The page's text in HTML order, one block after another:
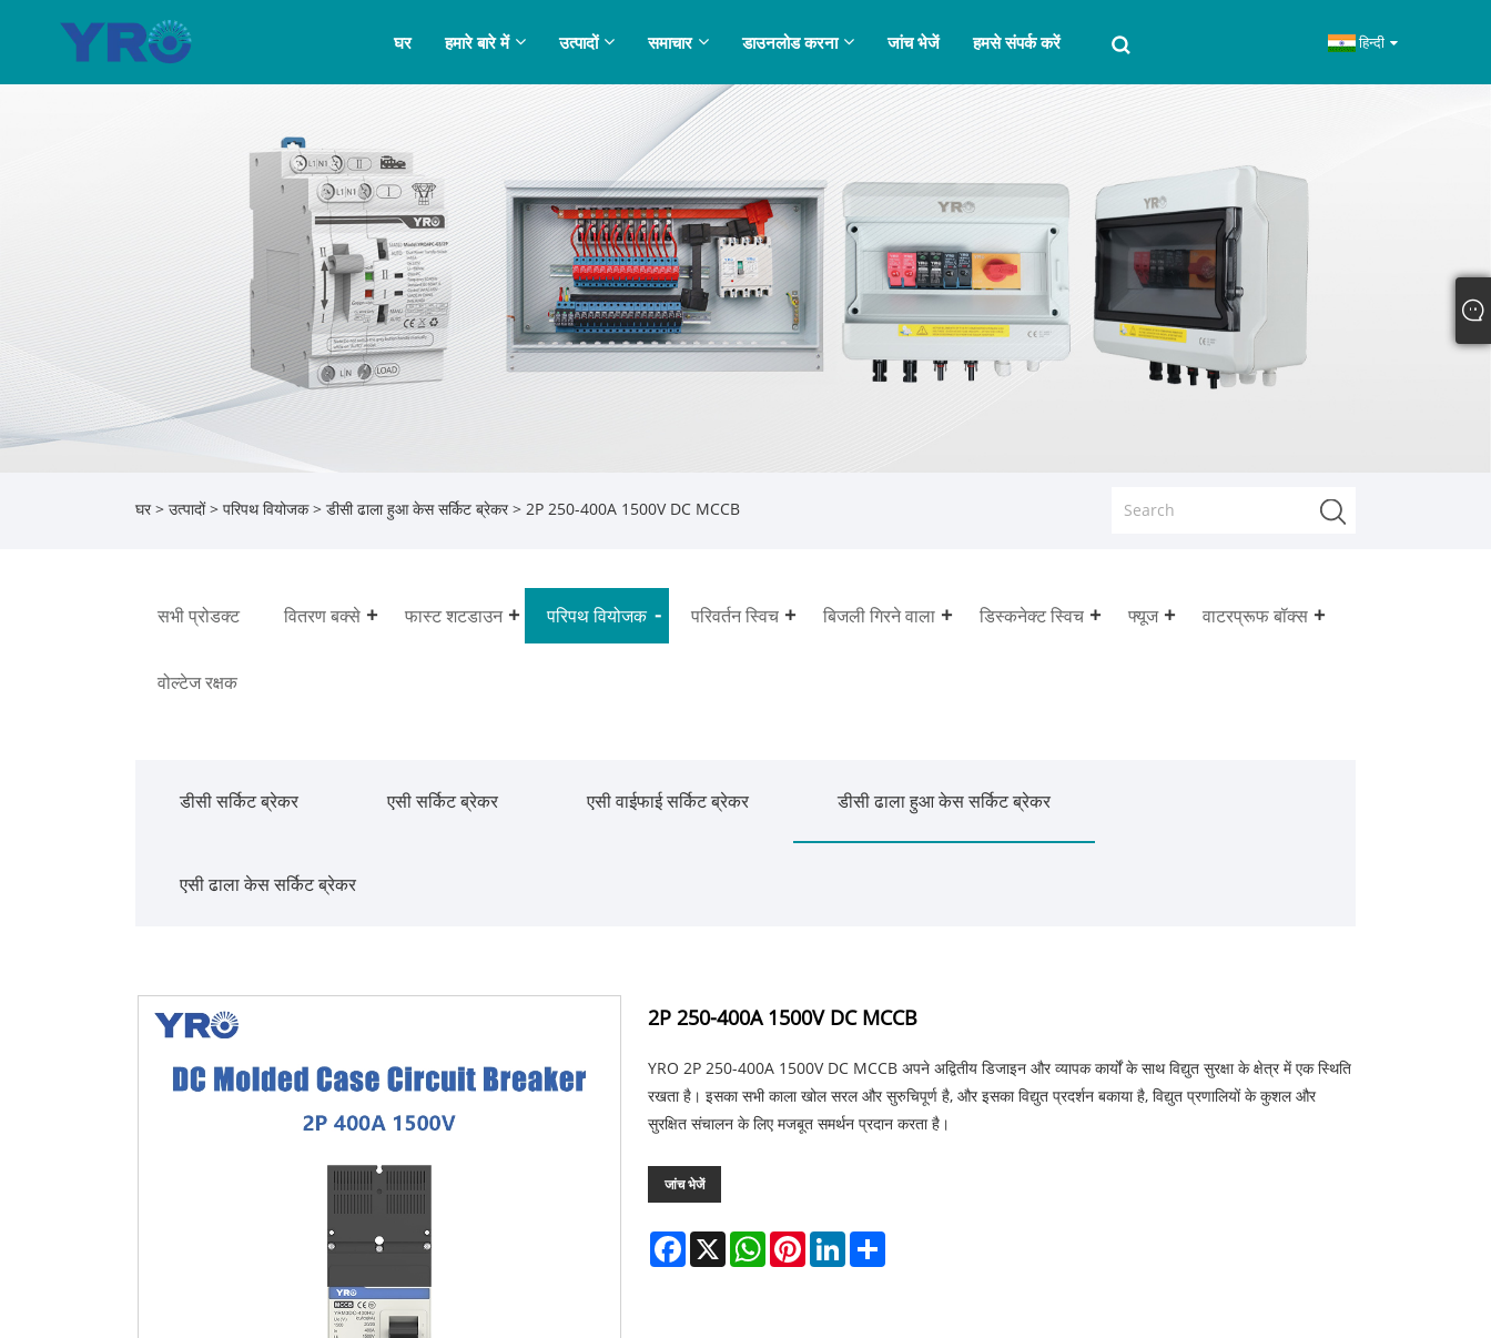
घर हमारे बारे में उत्पादों समाचार डाउनलोड करना जांच भेजें हमसे संपर्क करें हिन्दी
घर > उत्पादों> परिपथ वियोजक> डीसी ढाला हुआ केस सर्किट ब्रेकर> 2P 250-400A 1500V DC MCCB
सभी प्रोडक्ट वितरण बक्से फास्ट शटडाउन परिपथ वियोजक परिवर्तन स्विच बिजली गिरने वाला डिस्कनेक्ट स्विच फ्यूज वाटरप्रूफ बॉक्स
वोल्टेज रक्षक
डीसी सर्किट ब्रेकर एसी सर्किट ब्रेकर एसी वाईफाई सर्किट ब्रेकर डीसी ढाला हुआ केस सर्किट ब्रेकर
एसी ढाला केस सर्किट ब्रेकर
2P 250-400A 1500V DC MCCB
YRO 2P 250-400A 1500V DC MCCB अपने अद्वितीय डिजाइन और व्यापक कार्यों के साथ विद्युत सुरक्षा के क्षेत्र में एक स्थिति
रखता है। इसका सभी काला खोल सरल और सुरुचिपूर्ण है, और इसका विद्युत प्रदर्शन बकाया है, विद्युत प्रणालियों के कुशल और
सुरक्षित संचालन के लिए मजबूत समर्थन प्रदान करता है।
जांच भेजें
Facebook
X WhatsAppPinterestLinkedIn